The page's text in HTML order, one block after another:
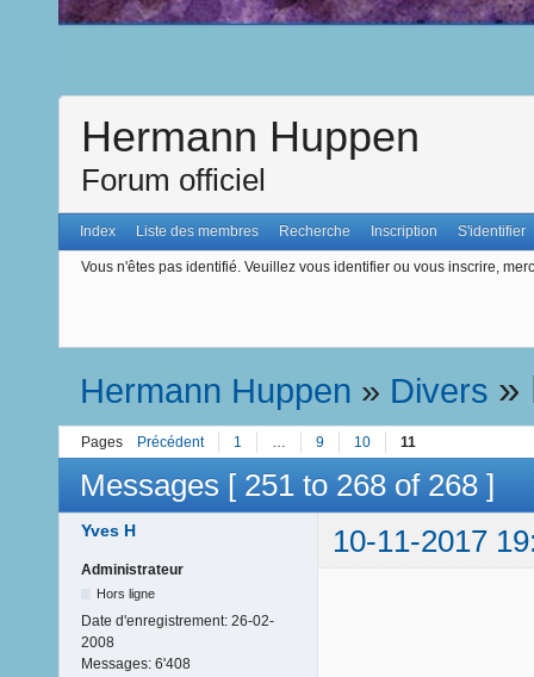
Hermann Huppen
Forum officiel
Index Liste des membres Recherche Inscription S'identifier
Vous n'êtes pas identifié. Veuillez vous identifier ou vous inscrire,
Hermann Huppen » Divers »
Pages Précédent 1 9 10 11
Messages [ 251 to 268 of 268 ]
Yves H 10-11-2017
Administrateur
Hors ligne
Date d'enregistrement: 26-02-
2008
Messages: 6'408